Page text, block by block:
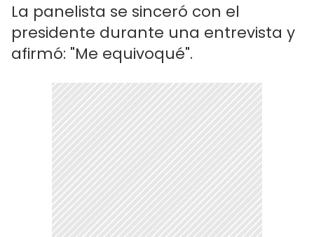
La panelista se sinceró con el
presidente durante una entrevista y
afirmó: "Me equivoqué".